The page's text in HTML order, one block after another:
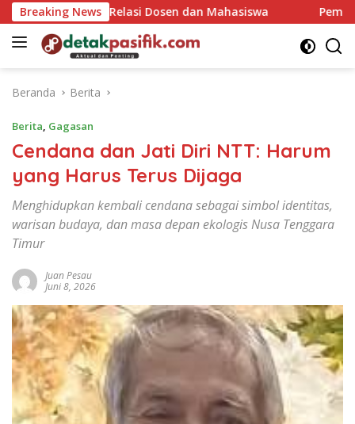
Langsung
ke
konten
Breaking News
Merawat Relasi Dosen dan Mahasiswa Pemuda
Beranda Berita
Berita, Gagasan
Cendana dan Jati Diri NTT: Harum
yang Harus Terus Dijaga
Menghidupkan kembali cendana sebagai simbol identitas,
warisan budaya, dan masa depan ekologis Nusa Tenggara
Timur
Juan Pesau
Juni 8, 2026